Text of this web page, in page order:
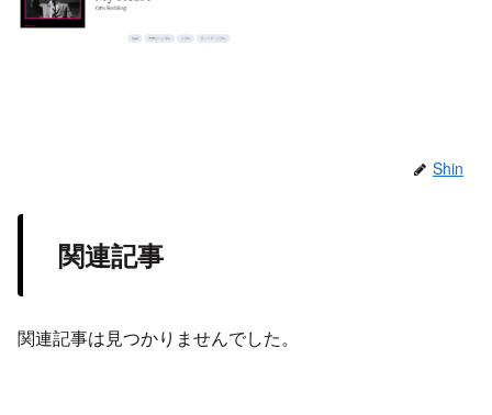
Shin
関連記事
関連記事は見つかりませんでした。